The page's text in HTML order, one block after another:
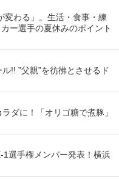
変わる」。生活・食事・練
ー選手の夏休みのポイント
!! ”父親”を彷彿とさせるド
ダに！「オリゴ糖で煮豚」
1選手権メンバー発表！横浜